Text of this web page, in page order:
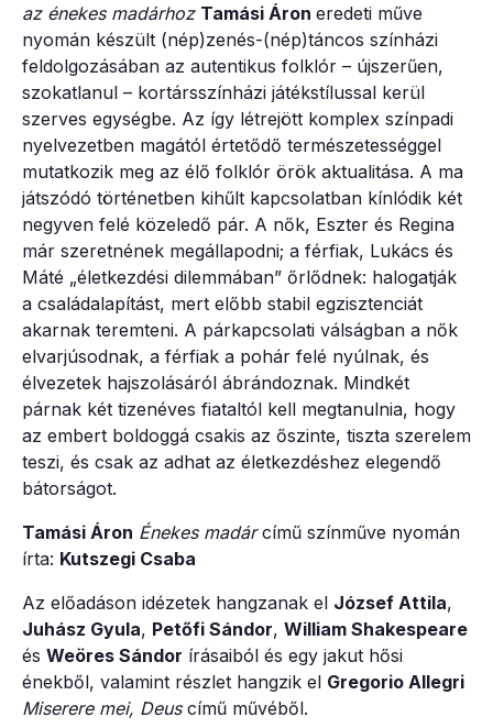
az énekes madárhoz Tamási Áron eredeti műve
nyomán készült (nép)zenés-(nép)táncos színházi
feldolgozásában az autentikus folklór – újszerűen,
szokatlanul – kortársszínházi játékstílussal kerül
szerves egységbe. Az így létrejött komplex színpadi
nyelvezetben magától értetődő természetességgel
mutatkozik meg az élő folklór örök aktualitása. A ma
játszódó történetben kihűlt kapcsolatban kínlódik két
negyven felé közeledő pár. A nők, Eszter és Regina
már szeretnének megállapodni; a férfiak, Lukács és
Máté „életkezdési dilemmában” őrlődnek: halogatják
a családalapítást, mert előbb stabil egzisztenciát
akarnak teremteni. A párkapcsolati válságban a nők
elvarjúsodnak, a férfiak a pohár felé nyúlnak, és
élvezetek hajszolásáról ábrándoznak. Mindkét
párnak két tizenéves fiataltól kell megtanulnia, hogy
az embert boldoggá csakis az őszinte, tiszta szerelem
teszi, és csak az adhat az életkezdéshez elegendő
bátorságot.
Tamási Áron Énekes madárcímű színműve nyomán
írta: Kutszegi Csaba
Az előadáson idézetek hangzanak el József Attila,
Juhász Gyula, Petőfi Sándor, William Shakespeare
és Weöres Sándor írásaiból és egy jakut hősi
énekből, valamint részlet hangzik el Gregorio Allegri
Miserere mei, Deus című művéből.